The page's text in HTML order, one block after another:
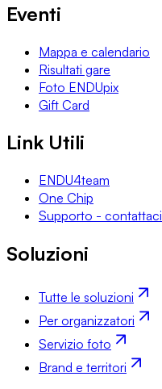
Eventi
Mappa e calendario
Risultati gare
Foto ENDUpix
Gift Card
Link Utili
ENDU4team
One Chip
Supporto - contattaci
Soluzioni
Tutte le soluzioni
Per organizzatori
Servizio foto
Brand e territori